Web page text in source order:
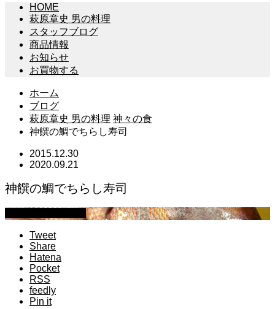
HOME
萩原章史 男の料理
スタッフブログ
商品情報
お知らせ
お買物する
ホーム
ブログ
萩原章史 男の料理 神々の食
神饌の鯛でちらし寿司
2015.12.30
2020.09.21
神饌の鯛でちらし寿司
Tweet
Share
Hatena
Pocket
RSS
feedly
Pin it